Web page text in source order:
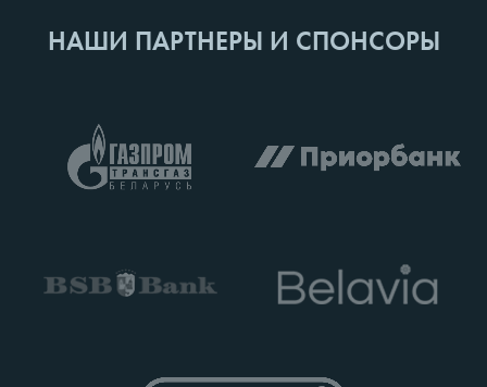
НАШИ ПАРТНЕРЫ И СПОНСОРЫ